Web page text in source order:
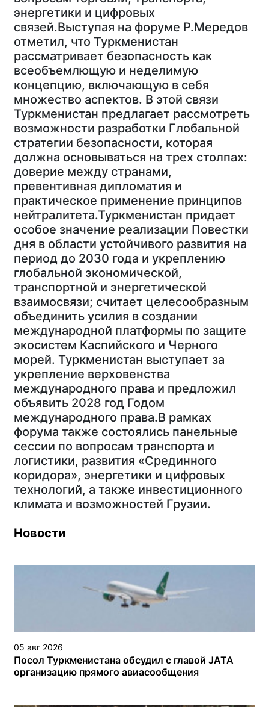
энергетики и цифровых
связей.Выступая на форуме Р.Мередов
отметил, что Туркменистан
рассматривает безопасность как
всеобъемлющую и неделимую
концепцию, включающую в себя
множество аспектов. В этой связи
Туркменистан предлагает рассмотреть
возможности разработки Глобальной
стратегии безопасности, которая
должна основываться на трех столпах:
доверие между странами,
превентивная дипломатия и
практическое применение принципов
нейтралитета.Туркменистан придает
особое значение реализации Повестки
дня в области устойчивого развития на
период до 2030 года и укреплению
глобальной экономической,
транспортной и энергетической
взаимосвязи; считает целесообразным
объединить усилия в создании
международной платформы по защите
экосистем Каспийского и Черного
морей. Туркменистан выступает за
укрепление верховенства
международного права и предложил
объявить 2028 год Годом
международного права.В рамках
форума также состоялись панельные
сессии по вопросам транспорта и
логистики, развития «Срединного
коридора», энергетики и цифровых
технологий, а также инвестиционного
климата и возможностей Грузии.
Новости
05 авг 2026
Посол Туркменистана обсудил с главой JATA
организацию прямого авиасообщения